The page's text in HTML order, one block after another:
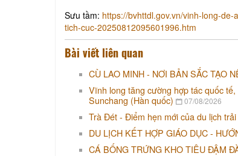
Sưu tầm: https://bvhttdl.gov.vn/vinh-long-
tich-cuc-20250812095601996.htm
Bài viết liên quan
CÙ LAO MINH - NƠI BẢN SẮC TẠO
Vĩnh long tăng cường hợp tác quốc
Sunchang (Hàn quốc)
07/08/2026
Trà Đét - Điểm hẹn mới của du lịch
DU LỊCH KẾT HỢP GIÁO DỤC -
CÁ BỐNG TRỨNG KHO TIÊU ĐẬM